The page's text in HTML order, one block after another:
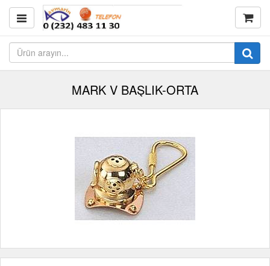
MARK V BAŞLIK-ORTA